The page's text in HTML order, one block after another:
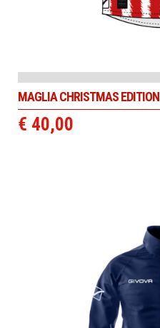
MAGLIA CHRISTMAS EDITION
€ 40,00